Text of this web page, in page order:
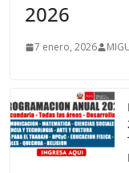
2026
7 enero, 2026